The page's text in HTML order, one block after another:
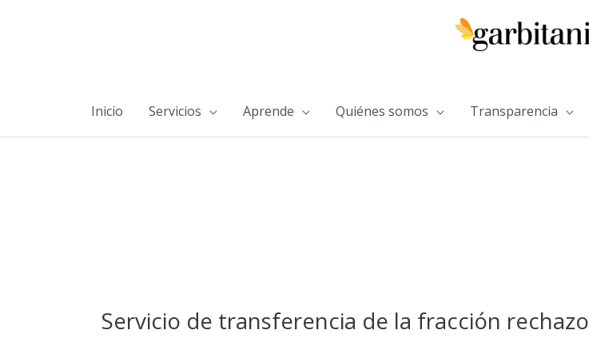
Inicio Servicios Aprende Quiénes somos Transparencia
Servicio de transferencia de la fracción rechazo